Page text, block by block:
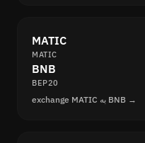
MATIC
MATIC
BNB
BEP20
exchange MATIC به BNB →